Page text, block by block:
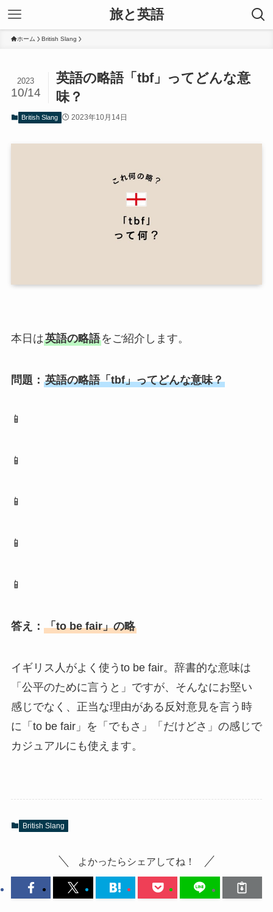
旅と英語
ホーム British Slang
英語の略語「tbf」ってどんな意
味？
2023
10/14
British Slang 2023年10月14日
本日は英語の略語をご紹介します。
問題： 英語の略語「tbf」ってどんな意味？
📱
📱
📱
📱
📱
答え： 「to be fair」の略
イギリス人がよく使うto be fair。辞書的な意味は
「公平のために言うと」ですが、そんなにお堅い
感じでなく、正当な理由がある反対意見を言う時
に「to be fair」を「でもさ」「だけどさ」の感じで
カジュアルにも使えます。
British Slang
よかったらシェアしてね！